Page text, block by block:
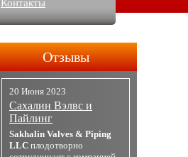
Контакты
Отзывы
20 Июня 2023
Сахалин Вэлвс и
Пайлинг
Sakhalin Valves & Piping
LLC плодотворно